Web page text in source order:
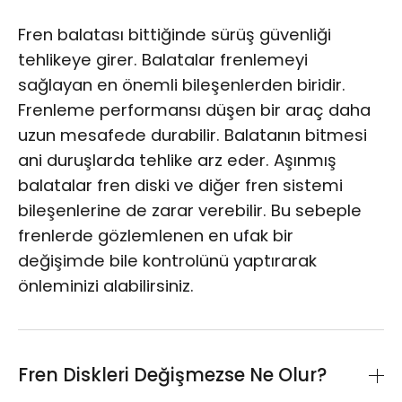
aralıklarla disk ve balata değişimi
yapılması fren sisteminin ömrünü uzatır ve
sonrasında daha büyük maliyetli sorunların
ortaya çıkmasını engeller.
Değişimi yapılan diski ve balatalar, sürüş
ve frenleme konforunu artırır.
Eski disk ve balatalar aracın yol tutuşunu
olumsuz etkileyebilir.
Fren balatası bittiğinde sürüş güvenliği
tehlikeye girer. Balatalar frenlemeyi
sağlayan en önemli bileşenlerden biridir.
Frenleme performansı düşen bir araç daha
uzun mesafede durabilir. Balatanın bitmesi
ani duruşlarda tehlike arz eder. Aşınmış
balatalar fren diski ve diğer fren sistemi
bileşenlerine de zarar verebilir. Bu sebeple
frenlerde gözlemlenen en ufak bir
değişimde bile kontrolünü yaptırarak
önleminizi alabilirsiniz.
Fren Diskleri Değişmezse Ne Olur?